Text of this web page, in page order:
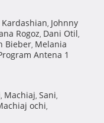
Kardashian, Johnny
Rogoz, Dani Otil,
Bieber, Melania
Antena 1
, Machiaj, Sani,
ochi,